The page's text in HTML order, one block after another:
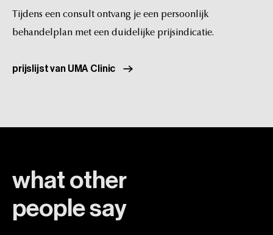
Tijdens een consult ontvang je een persoonlijk
behandelplan met een duidelijke prijsindicatie.
prijslijst van UMA Clinic
what other
peoplesay